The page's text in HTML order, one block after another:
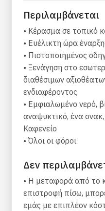
φύση για συντήρηση,
μηχανισμούς της
Ολοκληρώστε την
λιχουδιά σε ένα
Αυτή η 3ωρη βόλτα
μεταφέρει μέσα από
που την κάνουν
ηλικίες. Μπορεί να
μέρη την εποχή των
Αξιοθέατα
Τα γραφικά χωριά
Δύο βυζαντινά
Πολύχρωμα δέντρα
Ενετικός πύργος
Περιλαμβάνεται
• Κέρασμα σε τοπικό
• Ευέλικτη ώρα
• Πιστοποιημένος
• Ξενάγηση στο
διαθέσιμων
ενδιαφέροντος
• Εμφιαλωμένο νερό,
αναψυκτικό, ένα
Καφενείο
• Όλοι οι φόροι
Δεν
• Η μεταφορά από το
επιστροφή πίσω,
εμάς με επιπλέον